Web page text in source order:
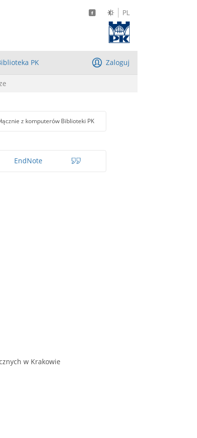
PL
PK Zaloguj
z komputerów Biblioteki PK
EndNote
w Krakowie